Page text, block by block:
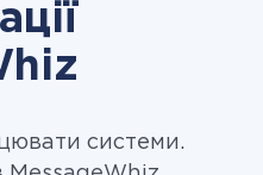
системи.